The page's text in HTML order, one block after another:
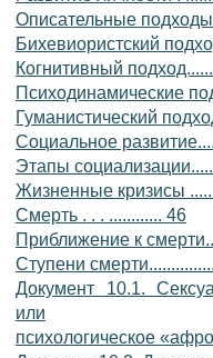
Описательные
Бихевиористский
Когнитивный
Психодинамические
Гуманистический
Социальное
Этапы
Жизненные кризисы
Смерть . . . ............ 46
Приближение к
Ступени
Документ 10.1.
или
психологическое